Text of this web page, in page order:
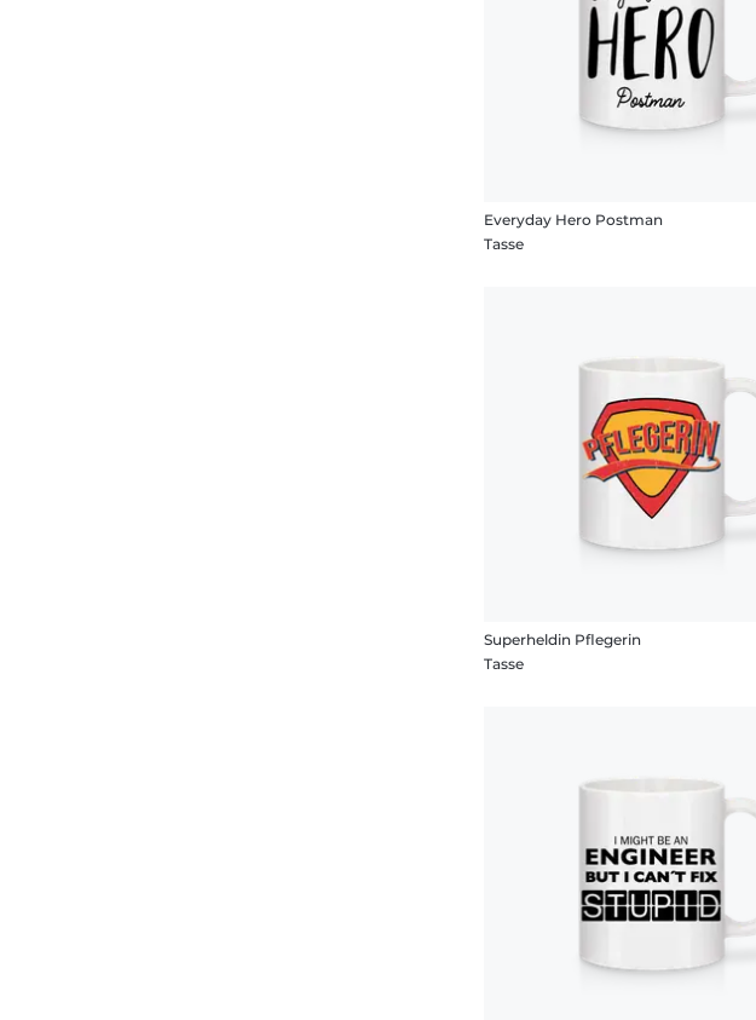
Everyday Hero Postman
Tasse
Superheldin Pflegerin
Tasse